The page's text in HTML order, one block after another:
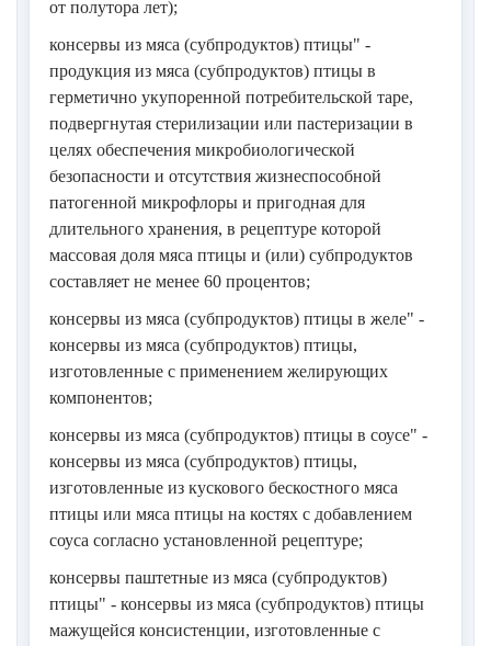
от полутора лет);
консервы из мяса (субпродуктов) птицы" -
продукция из мяса (субпродуктов) птицы в
герметично укупоренной потребительской таре,
подвергнутая стерилизации или пастеризации в
целях обеспечения микробиологической
безопасности и отсутствия жизнеспособной
патогенной микрофлоры и пригодная для
длительного хранения, в рецептуре которой
массовая доля мяса птицы и (или) субпродуктов
составляет не менее 60 процентов;
консервы из мяса (субпродуктов) птицы в желе" -
консервы из мяса (субпродуктов) птицы,
изготовленные с применением желирующих
компонентов;
консервы из мяса (субпродуктов) птицы в соусе" -
консервы из мяса (субпродуктов) птицы,
изготовленные из кускового бескостного мяса
птицы или мяса птицы на костях с добавлением
соуса согласно установленной рецептуре;
консервы паштетные из мяса (субпродуктов)
птицы" - консервы из мяса (субпродуктов) птицы
мажущейся консистенции, изготовленные с